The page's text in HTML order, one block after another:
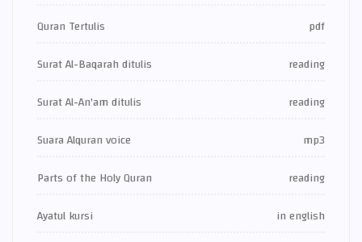
Quran Tertulis
pdf
Surat Al-Baqarah ditulis
reading
Surat Al-An'am ditulis
reading
Suara Alquran voice
mp3
Parts of the Holy Quran
reading
Ayatul kursi
in english